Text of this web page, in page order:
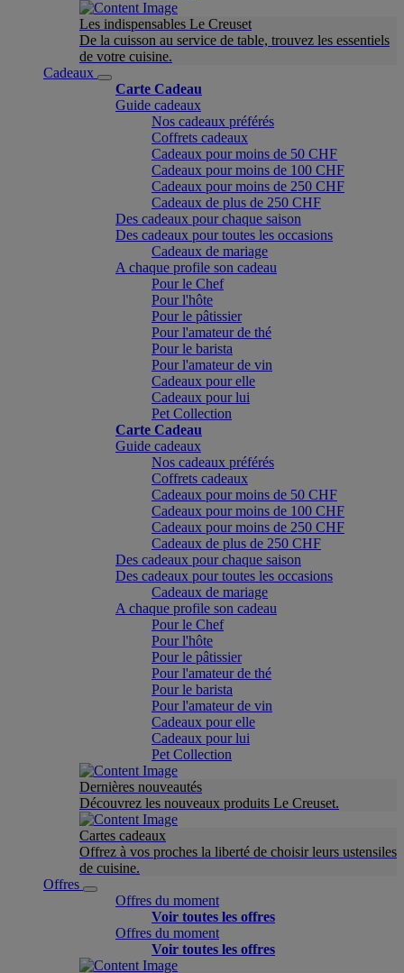
Les indispensables Le Creuset
De la cuisson au service de table, trouvez les essentiels
de votre cuisine.
Cadeaux
Carte Cadeau
Guide cadeaux
Nos cadeaux préférés
Coffrets cadeaux
Cadeaux pour moins de 50 CHF
Cadeaux pour moins de 100 CHF
Cadeaux pour moins de 250 CHF
Cadeaux de plus de 250 CHF
Des cadeaux pour chaque saison
Des cadeaux pour toutes les occasions
Cadeaux de mariage
A chaque profile son cadeau
Pour le Chef
Pour l'hôte
Pour le pâtissier
Pour l'amateur de thé
Pour le barista
Pour l'amateur de vin
Cadeaux pour elle
Cadeaux pour lui
Pet Collection
Carte Cadeau
Guide cadeaux
Nos cadeaux préférés
Coffrets cadeaux
Cadeaux pour moins de 50 CHF
Cadeaux pour moins de 100 CHF
Cadeaux pour moins de 250 CHF
Cadeaux de plus de 250 CHF
Des cadeaux pour chaque saison
Des cadeaux pour toutes les occasions
Cadeaux de mariage
A chaque profile son cadeau
Pour le Chef
Pour l'hôte
Pour le pâtissier
Pour l'amateur de thé
Pour le barista
Pour l'amateur de vin
Cadeaux pour elle
Cadeaux pour lui
Pet Collection
Dernières nouveautés
Découvrez les nouveaux produits Le Creuset.
Cartes cadeaux
Offrez à vos proches la liberté de choisir leurs ustensiles
de cuisine.
Offres
Offres du moment
Voir toutes les offres
Offres du moment
Voir toutes les offres